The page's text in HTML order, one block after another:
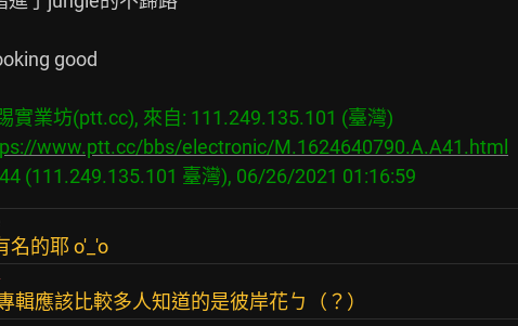
good
實業坊(ptt.cc), 來自: 111.249.135.101 (臺灣)
www.ptt.cc/bbs/electronic/M.1624640790.A.A41.html
名的耶 o'_'o
輯應該比較多人知道的是彼岸花ㄅ（？）